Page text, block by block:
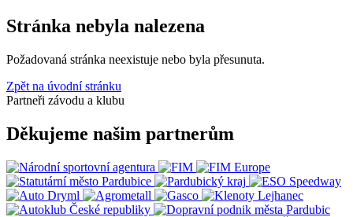
Stránka nebyla nalezena
Požadovaná stránka neexistuje nebo byla přesunuta.
Zpět na úvodní stránku
Partneři závodu a klubu
Děkujeme našim partnerům